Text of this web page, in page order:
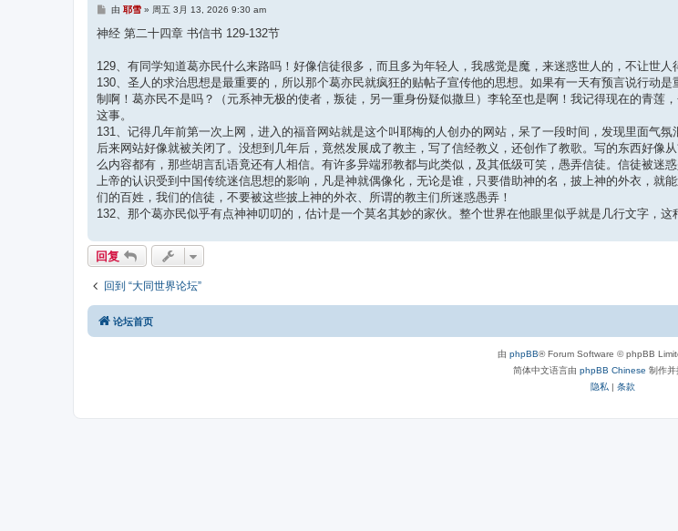
帖
由 耶雪» 周五 3月 13, 2026 9:30 am
神经 第二十四章 书信书 129-132节
129、有同学知道葛亦民什么来路吗！好像信徒很多，而且多为年轻人，我感觉是魔，来迷惑世人的，不让世人
130、圣人的求治思想是最重要的，所以那个葛亦民就疯狂的贴帖子宣传他的思想。如果有一天有预言说行动
制啊！葛亦民不是吗？（元系神无极的使者，叛徒，另一重身份疑似撒旦）李轮至也是啊！我记得现在的青莲
这事。
131、记得几年前第一次上网，进入的福音网站就是这个叫耶梅的人创办的网站，呆了一段时间，发现里面气氛
后来网站好像就被关闭了。没想到几年后，竟然发展成了教主，写了信经教义，还创作了教歌。写的东西好像
么内容都有，那些胡言乱语竟还有人相信。有许多异端邪教都与此类似，及其低级可笑，愚弄信徒。信徒被迷
上帝的认识受到中国传统迷信思想的影响，凡是神就偶像化，无论是谁，只要借助神的名，披上神的外衣，就
们的百姓，我们的信徒，不要被这些披上神的外衣、所谓的教主们所迷惑愚弄！
132、那个葛亦民似乎有点神神叨叨的，估计是一个莫名其妙的家伙。整个世界在他眼里似乎就是几行文字，这
回复
回到 “大同世界论坛”
论坛首页
由 phpBB® Forum Software © phpBB
简体中文语言由 phpBB Chinese 制作并
隐私 | 条款